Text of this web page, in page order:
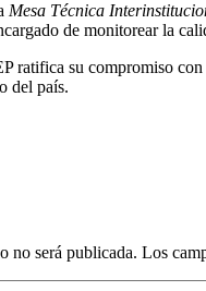
Mesa Técnica
de monitorear la
ratifica su compromiso
del país.
no será publicada. Los